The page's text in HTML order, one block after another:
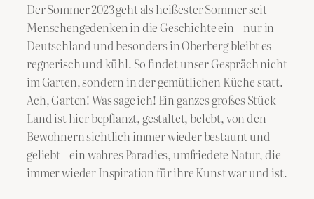
Der Sommer 2023 geht als heißester Sommer seit
Menschengedenken in die Geschichte ein – nur in
Deutschland und besonders in Oberberg bleibt es
regnerisch und kühl. So findet unser Gespräch nicht
im Garten, sondern in der gemütlichen Küche statt.
Ach, Garten! Was sage ich! Ein ganzes großes Stück
Land ist hier bepflanzt, gestaltet, belebt, von den
Bewohnern sichtlich immer wieder bestaunt und
geliebt – ein wahres Paradies, umfriedete Natur, die
immer wieder Inspiration für ihre Kunst war und ist.